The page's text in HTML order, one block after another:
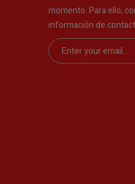
momento. Para ello,
información de